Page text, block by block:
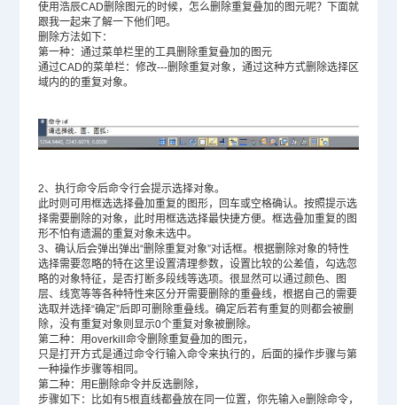
使用浩辰CAD删除图元的时候，怎么删除重复叠加的图元呢？下面就
跟我一起来了解一下他们吧。
删除方法如下：
第一种：通过菜单栏里的工具删除重复叠加的图元
通过CAD的菜单栏：修改---删除重复对象，通过这种方式删除选择区
域内的的重复对象。
2、执行命令后命令行会提示选择对象。
此时则可用框选选择叠加重复的图形，回车或空格确认。按照提示选
择需要删除的对象，此时用框选选择最快捷方便。框选叠加重复的图
形不怕有遗漏的重复对象未选中。
3、确认后会弹出弹出“删除重复对象”对话框。根据删除对象的特性
选择需要忽略的特在这里设置清理参数，设置比较的公差值，勾选忽
略的对象特征，是否打断多段线等选项。很显然可以通过颜色、图
层、线宽等等各种特性来区分开需要删除的重叠线，根据自己的需要
选取并选择“确定”后即可删除重叠线。确定后若有重复的则都会被删
除，没有重复对象则显示0个重复对象被删除。
第二种：用overkill命令删除重复叠加的图元，
只是打开方式是通过命令行输入命令来执行的，后面的操作步骤与第
一种操作步骤等相同。
第二种：用E删除命令并反选删除，
步骤如下：比如有5根直线都叠放在同一位置，你先输入e删除命令，